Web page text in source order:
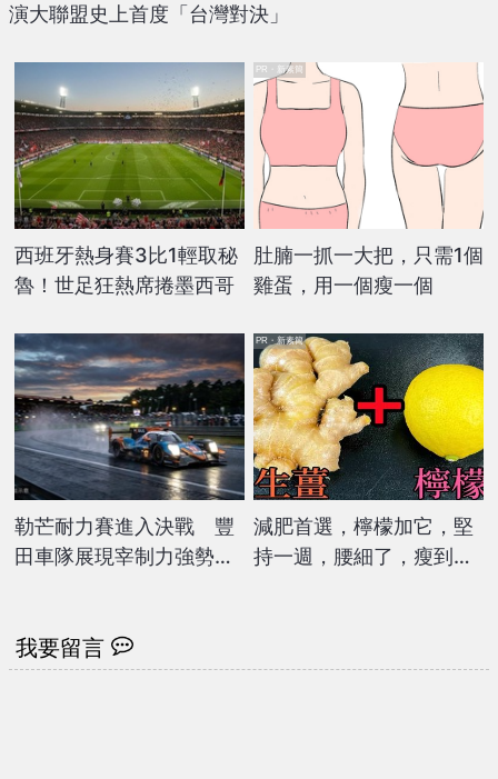
演大聯盟史上首度「台灣對決」
西班牙熱身賽3比1輕取秘
魯！世足狂熱席捲墨西哥
肚腩一抓一大把，只需1個
雞蛋，用一個瘦一個
PR・新素簡
勒芒耐力賽進入決戰 豐
田車隊展現宰制力強勢領
減肥首選，檸檬加它，堅
持一週，腰細了，瘦到你
PR・新素簡
我要留言